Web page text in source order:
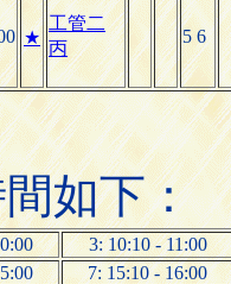
★
工管二
丙
5 6
如下：
3: 10:10 - 11:00
7: 15:10 - 16:00